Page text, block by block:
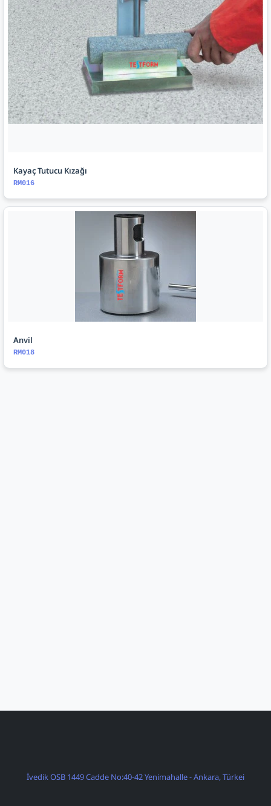
Kayaç Tutucu Kızağı
RM016
Anvil
RM018
İvedik OSB 1449 Cadde No:40-42 Yenimahalle - Ankara, Türkei